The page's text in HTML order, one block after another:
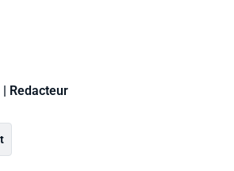
| Redacteur